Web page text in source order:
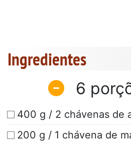
Ingredientes
6
400 g / 2 chávenas de
200 g / 1 chávena de